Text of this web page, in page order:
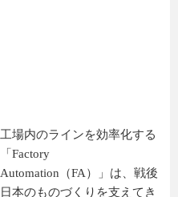
工場内のラインを効率化する
「Factory
Automation（FA）」は、戦後
日本のものづくりを支えてき